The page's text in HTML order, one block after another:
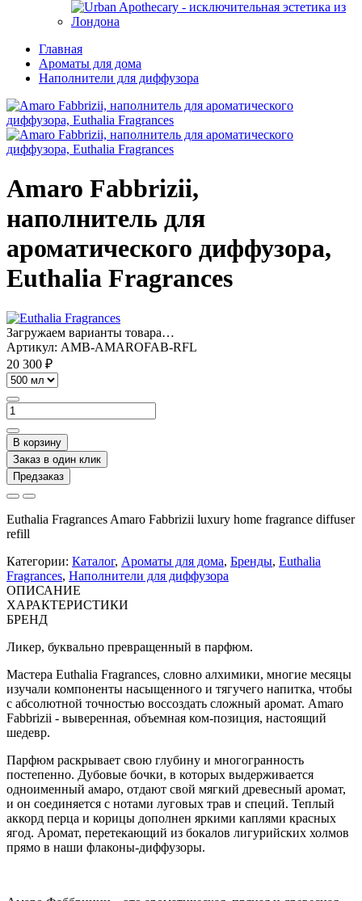
Главная
Ароматы для дома
Наполнители для диффузора
Amaro Fabbrizii,
наполнитель для
ароматического диффузора,
Euthalia Fragrances
Загружаем варианты товара…
Артикул: AMB-AMAROFAB-RFL
20 300 ₽
В корзину
Заказ в один клик
Предзаказ
Euthalia Fragrances Amaro Fabbrizii luxury home fragrance diffuser
refill
Категории: Каталог, Ароматы для дома, Бренды, Euthalia
Fragrances, Наполнители для диффузора
ОПИСАНИЕ
ХАРАКТЕРИСТИКИ
БРЕНД
Ликер, буквально превращенный в парфюм.
Мастера Euthalia Fragrances, словно алхимики, многие месяцы
изучали компоненты насыщенного и тягучего напитка, чтобы
с абсолютной точностью воссоздать сложный аромат. Amaro
Fabbrizii - выверенная, объемная ком-позиция, настоящий
шедевр.
Парфюм раскрывает свою глубину и многогранность
постепенно. Дубовые бочки, в которых выдерживается
одноименный амаро, отдают свой мягкий древесный аромат,
и он соединяется с нотами луговых трав и специй. Теплый
аккорд перца и корицы дополнен яркими каплями красных
ягод. Аромат, перетекающий из бокалов лигурийских холмов
прямо в наши флаконы-диффузоры.